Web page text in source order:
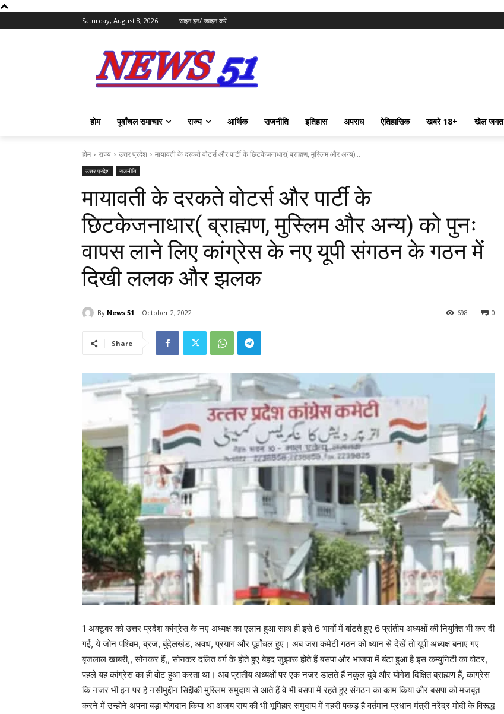
Saturday, August 8, 2026 साइन इन/ ज्वाइन करें
होम पूर्वांचल समाचार राज्य आर्थिक राजनीति इतिहास अपराध ऐतिहासिक खबरे 18+ खेल जगत
होम राज्य उत्तर प्रदेश मायावती के दरकते वोटर्स और पार्टी के छिटकेजनाधार( ब्राह्मण, मुस्लिम और अन्य)...
उत्तर प्रदेश राजनीति
मायावती के दरकते वोटर्स और पार्टी के
छिटकेजनाधार( ब्राह्मण, मुस्लिम और अन्य) को पुनः
वापस लाने लिए कांग्रेस के नए यूपी संगठन के गठन में
दिखी ललक और झलक
By News 51 October 2, 2022 0
698
Share
1 अक्टूबर को उत्तर प्रदेश कांग्रेस के नए अध्यक्ष का एलान हुआ साथ ही इसे 6 भागों में बांटते हुए 6 प्रांतीय अध्यक्षों की नियुक्ति भी कर दी
गई, ये जोन पश्चिम, ब्रज, बुंदेलखंड, अवध, प्रयाग और पूर्वांचल हुए। अब जरा कमेटी गठन को ध्यान से देखें तो यूपी अध्यक्ष बनाए गए
बृजलाल खाबरी,, सोनकर हैं,, सोनकर दलित वर्ग के होते हुए बेहद जुझारू होते हैं बसपा और भाजपा में बंटा हुआ है इस कम्युनिटी का वोटर,
पहले यह कांग्रेस का ही वोट हुआ करता था। अब प्रांतीय अध्यक्षों पर एक नज़र डालते हैं नकुल दूबे और योगेश दिक्षित ब्राह्मण हैं, कांग्रेस
कि नजर भी इन पर है नसीमुद्दीन सिद्दीकी मुस्लिम समुदाय से आते हैं वे भी बसपा में रहते हुए संगठन का काम किया और बसपा को मजबूत
करने में उन्होने अपना बड़ा योगदान किया था अजय राय की भी भूमिहार समुदाय में गहरी पकड़ है वर्तमान प्रधान मंत्री नरेंद्र मोदी के विरूद्ध